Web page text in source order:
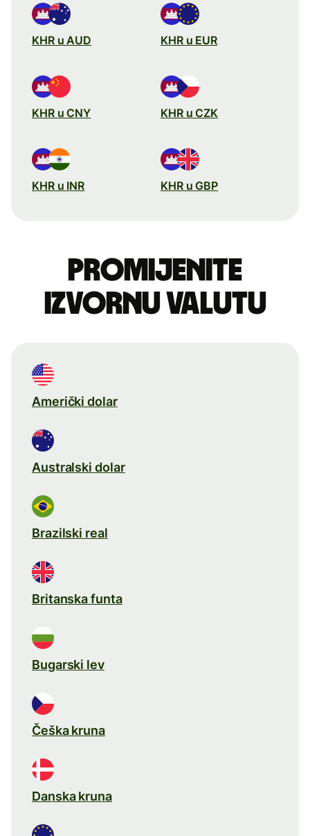
KHR u AUD KHR u EUR
KHR u CNY KHR u CZK
KHR u INR KHR u GBP
Promijenite
izvornu valutu
Američki dolar
Australski dolar
Brazilski real
Britanska funta
Bugarski lev
Češka kruna
Danska kruna